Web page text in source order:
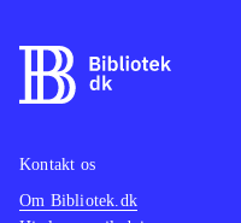
Kontakt os
Om Bibliotek.dk